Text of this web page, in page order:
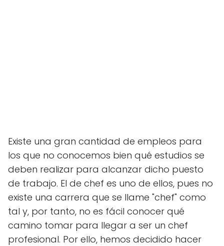
Existe una gran cantidad de empleos para
los que no conocemos bien qué estudios se
deben realizar para alcanzar dicho puesto
de trabajo. El de chef es uno de ellos, pues no
existe una carrera que se llame "chef" como
tal y, por tanto, no es fácil conocer qué
camino tomar para llegar a ser un chef
profesional. Por ello, hemos decidido hacer